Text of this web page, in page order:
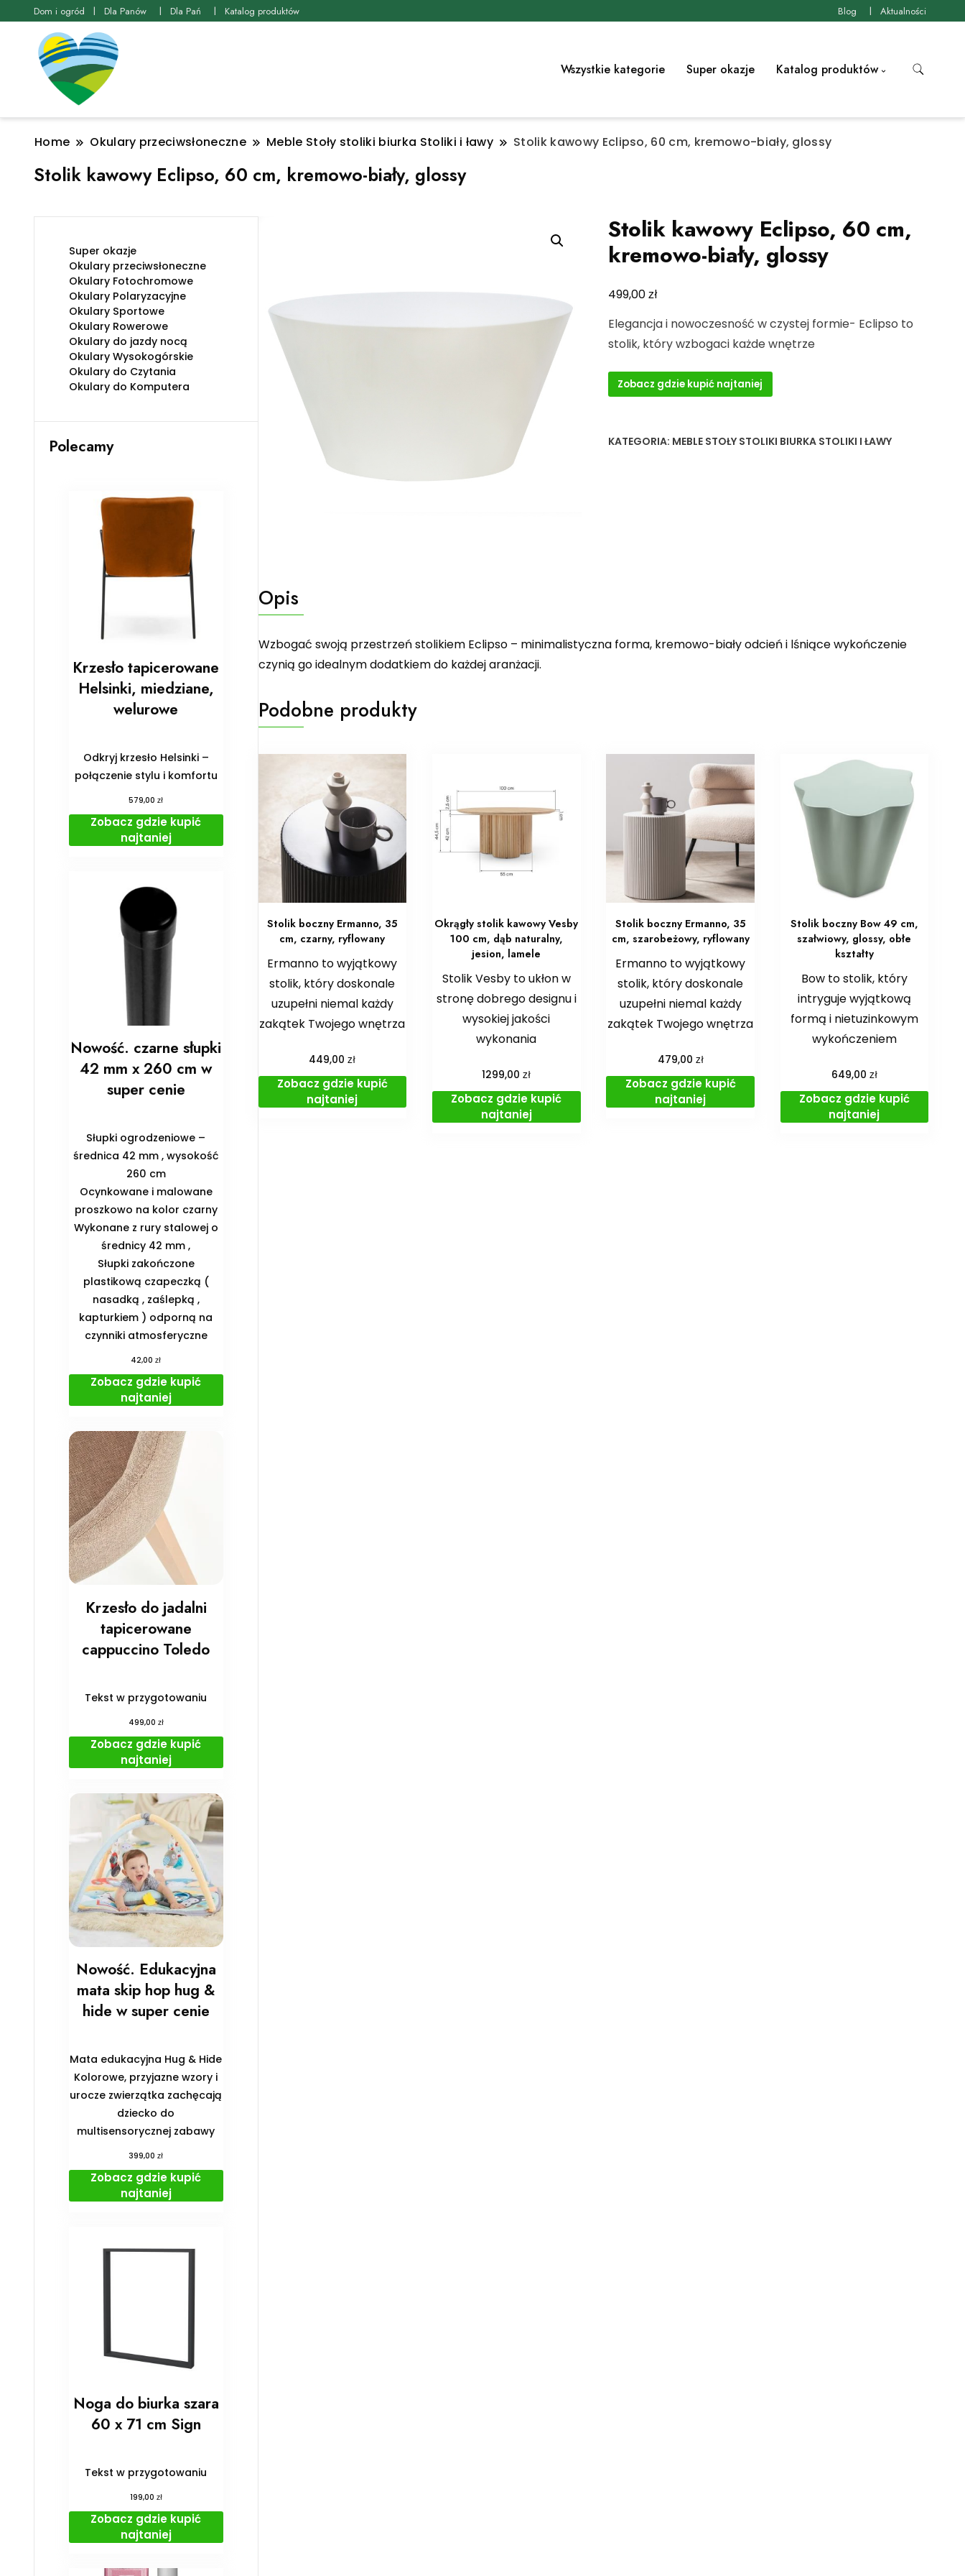
Dom i ogród Dla Panów Dla Pań Katalog produktów Blog Aktualności
Wszystkie kategorie Super okazje Katalog produktów
Home Okulary przeciwsłoneczne Meble Stoły stoliki biurka Stoliki i ławy Stolik kawowy Eclipso, 60 cm, kremowo-biały, glossy
Stolik kawowy Eclipso, 60 cm, kremowo-biały, glossy
Stolik kawowy Eclipso, 60 cm,
kremowo-biały, glossy
499,00zł
Elegancja i nowoczesność w czystej formie- Eclipso to
stolik, który wzbogaci każde wnętrze
Zobacz gdzie kupić najtaniej
KATEGORIA: MEBLE STOŁY STOLIKI BIURKA STOLIKI I ŁAWY
Opis
Wzbogać swoją przestrzeń stolikiem Eclipso – minimalistyczna forma, kremowo-biały odcień i lśniące wykończenie
czynią go idealnym dodatkiem do każdej aranżacji.
Podobne produkty
Stolik boczny Ermanno, 35
cm, czarny, ryflowany
Ermanno to wyjątkowy
stolik, który doskonale
uzupełni niemal każdy
zakątek Twojego wnętrza
449,00zł
Zobacz gdzie kupić
najtaniej
Okrągły stolik kawowy Vesby
100 cm, dąb naturalny,
jesion, lamele
Stolik Vesby to ukłon w
stronę dobrego designu i
wysokiej jakości
wykonania
1299,00zł
Zobacz gdzie kupić
najtaniej
Stolik boczny Ermanno, 35
cm, szarobeżowy, ryflowany
Ermanno to wyjątkowy
stolik, który doskonale
uzupełni niemal każdy
zakątek Twojego wnętrza
479,00 zł
Zobacz gdzie kupić
najtaniej
Stolik boczny Bow 49 cm,
szałwiowy, glossy, obłe
kształty
Bow to stolik, który
intryguje wyjątkową
formą i nietuzinkowym
wykończeniem
649,00 zł
Zobacz gdzie kupić
najtaniej
Super okazje
Okulary przeciwsłoneczne
Okulary Fotochromowe
Okulary Polaryzacyjne
Okulary Sportowe
Okulary Rowerowe
Okulary do jazdy nocą
Okulary Wysokogórskie
Okulary do Czytania
Okulary do Komputera
Polecamy
Krzesło tapicerowane
Helsinki, miedziane,
welurowe
Odkryj krzesło Helsinki –
połączenie stylu i komfortu
579,00zł
Zobacz gdzie kupić
najtaniej
Nowość. czarne słupki
42 mm x 260 cm w
super cenie
Słupki ogrodzeniowe –
średnica 42 mm , wysokość
260 cm
Ocynkowane i malowane
proszkowo na kolor czarny
Wykonane z rury stalowej o
średnicy 42 mm ,
Słupki zakończone
plastikową czapeczką (
nasadką , zaślepką ,
kapturkiem ) odporną na
czynniki atmosferyczne
42,00zł
Zobacz gdzie kupić
najtaniej
Krzesło do jadalni
tapicerowane
cappuccino Toledo
Tekst w przygotowaniu
499,00 zł
Zobacz gdzie kupić
najtaniej
Nowość. Edukacyjna
mata skip hop hug &
hide w super cenie
Mata edukacyjna Hug & Hide
Kolorowe, przyjazne wzory i
urocze zwierzątka zachęcają
dziecko do
multisensorycznej zabawy
399,00zł
Zobacz gdzie kupić
najtaniej
Noga do biurka szara
60 x 71 cm Sign
Tekst w przygotowaniu
199,00 zł
Zobacz gdzie kupić
najtaniej